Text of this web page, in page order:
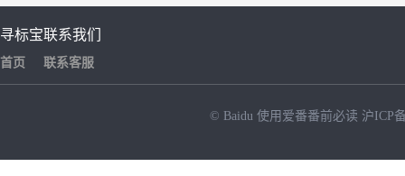
寻标宝
首页
联系我们
联系客服
© Baidu 使用爱番番前必读 沪ICP